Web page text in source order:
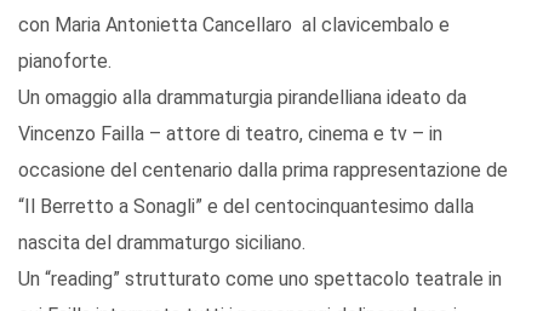
con Maria Antonietta Cancellaro al clavicembalo e
pianoforte.
Un omaggio alla drammaturgia pirandelliana ideato da
Vincenzo Failla – attore di teatro, cinema e tv – in
occasione del centenario dalla prima rappresentazione de
“Il Berretto a Sonagli” e del centocinquantesimo dalla
nascita del drammaturgo siciliano.
Un “reading” strutturato come uno spettacolo teatrale in